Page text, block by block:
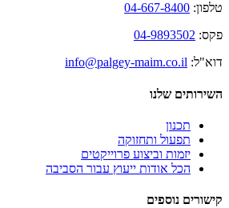
טלפון: 04-667-8400
פקס: 04-9893502
דוא"ל: info@palgey-maim.co.il
השירותים שלנו
תכנון
תפעול ותחזוקה
יזמות וביצוע פרוייקטים
הכל אודות ייעוץ עבור הסביבה
קישורים נוספים